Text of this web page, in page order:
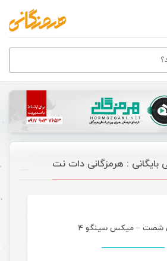
: هرمزگانی دات نت
شصت – میکس سینگو ۴